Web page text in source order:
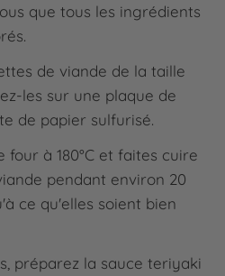
que tous les ingrédients
de viande de la taille
les sur une plaque de
de papier sulfurisé.
four à 180°C et faites cuire
pendant environ 20
ce qu'elles soient bien
préparez la sauce teriyaki